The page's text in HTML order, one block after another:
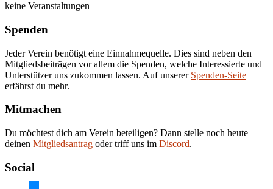
keine Veranstaltungen
Spenden
Jeder Verein benötigt eine Einnahmequelle. Dies sind neben den
Mitgliedsbeiträgen vor allem die Spenden, welche Interessierte und
Unterstützer uns zukommen lassen. Auf unserer Spenden-Seite
erfährst du mehr.
Mitmachen
Du möchtest dich am Verein beteiligen? Dann stelle noch heute
deinen Mitgliedsantrag oder triff uns im Discord.
Social